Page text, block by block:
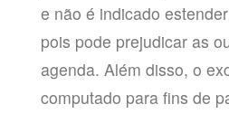
e não é indicado
pois pode prejudicar as
agenda. Além disso, o
computado para fins de